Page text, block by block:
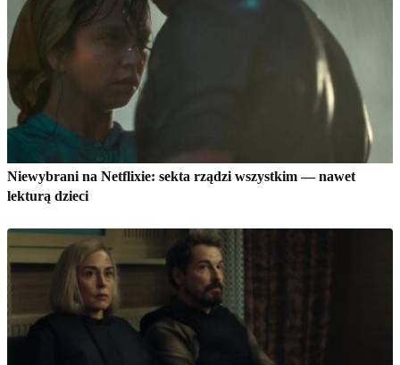
Niewybrani na Netflixie: sekta rządzi wszystkim — nawet
lekturą dzieci